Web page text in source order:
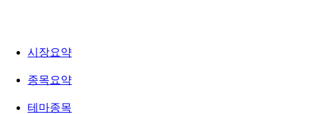
시장요약
종목요약
테마종목